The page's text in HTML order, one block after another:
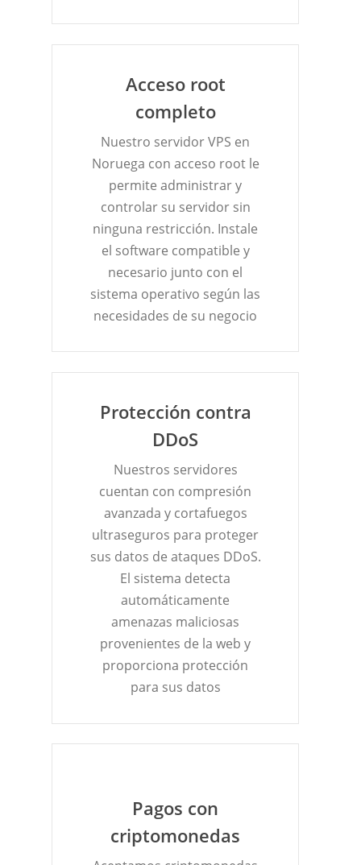
Acceso root
completo
Nuestro servidor VPS en
Noruega con acceso root le
permite administrar y
controlar su servidor sin
ninguna restricción. Instale
el software compatible y
necesario junto con el
sistema operativo según las
necesidades de su negocio
Protección contra
DDoS
Nuestros servidores
cuentan con compresión
avanzada y cortafuegos
ultraseguros para proteger
sus datos de ataques DDoS.
El sistema detecta
automáticamente
amenazas maliciosas
provenientes de la web y
proporciona protección
para sus datos
Pagos con
criptomonedas